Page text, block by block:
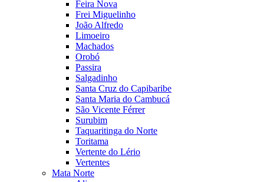
Feira Nova
Frei Miguelinho
João Alfredo
Limoeiro
Machados
Orobó
Passira
Salgadinho
Santa Cruz do Capibaribe
Santa Maria do Cambucá
São Vicente Férrer
Surubim
Taquaritinga do Norte
Toritama
Vertente do Lério
Vertentes
Mata Norte